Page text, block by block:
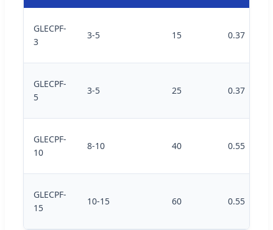
GLECPF-
3
3-5 15 0.37
GLECPF-
5
3-5 25 0.37
GLECPF-
10
8-10 40 0.55
GLECPF-
15
10-15 60 0.55